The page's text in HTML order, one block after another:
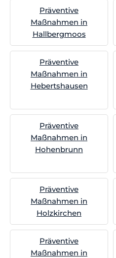
Präventive
Maßnahmen in
Hallbergmoos
Präventive
Maßnahmen in
Hebertshausen
Präventive
Maßnahmen in
Hohenbrunn
Präventive
Maßnahmen in
Holzkirchen
Präventive
Maßnahmen in